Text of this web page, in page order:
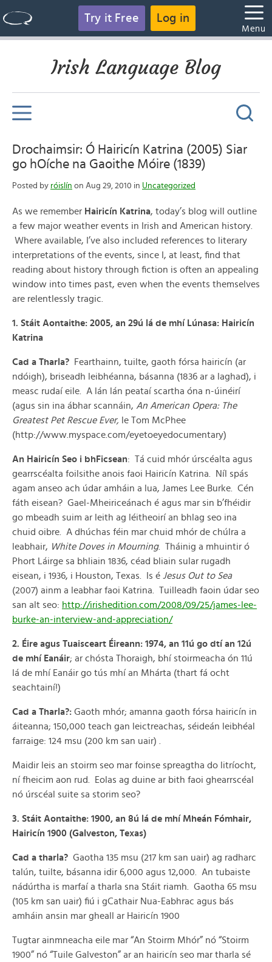
Try it Free Log in
Menu
Irish Language Blog
Drochaimsir: Ó Hairicín Katrina (2005) Siar
go hOíche na Gaoithe Móire (1839)
Posted by róislín on Aug 29, 2010 in Uncategorized
As we remember Hairicín Katrina, today’s blog will outline
a few major weather events in Irish and American history.
Where available, I’ve also included references to literary
interpretations of the events, since I, at least, find that
reading about history through fiction is often an appealing
window into times past, even when the events themselves
are relentlessly tragic.
1. Stáit Aontaithe: 2005, an 29ú lá de mhí Lúnasa: Hairicín
Katrina
Cad a Tharla?
Fearthainn, tuilte, gaoth fórsa hairicín (ar
ndóigh), briseadh leibhéanna, básanna (1836 ar a laghad), i
measc rudaí eile. A lán lán peataí scartha óna n-úinéirí
(agus sin ina ábhar scannáin, An American Opera: The
Greatest Pet Rescue Ever, le Tom McPhee
(http://www.myspace.com/eyetoeyedocumentary)
An Hairicín Seo i bhFicsean: Tá cuid mhór úrscéalta agus
gearrscéalta foilsithe anois faoi Hairicín Katrina. Níl spás
agam anseo ach údar amháin a lua, James Lee Burke. Cén
fáth eisean? Gael-Mheiriceánach é agus mar sin b’fhéidir
go mbeadh suim ar leith ag léitheoirí an bhlag seo ina
chuid oibre. A dhúchas féin mar chuid mhór de chúlra a
leabhair, White Doves in Mourning. Tháinig a mhuintir ó
Phort Láirge sa bhliain 1836, céad bliain sular rugadh
eisean, i 1936, i Houston, Texas. Is é Jesus Out to Sea
(2007) ainm a leabhar faoi Katrina. Tuilleadh faoin údar seo
san alt seo: http://irishedition.com/2008/09/25/james-lee-
burke-an-interview-and-appreciation/
2. Éire agus Tuaisceart Éireann: 1974, an 11ú go dtí an 12ú
de mhí Eanáir; ar chósta Thoraigh, bhí stoirmeacha ón 11ú
lá de mhí Eanáir go tús mhí an Mhárta (thart fá ocht
seachtainí!)
Cad a Tharla?: Gaoth mhór; amanna gaoth fórsa hairicín in
áiteanna; 150,000 teach gan leictreachas, séideán leibhéal
farraige: 124 msu (200 km san uair) .
Maidir leis an stoirm seo mar foinse spreagtha do litríocht,
ní fheicim aon rud. Eolas ag duine ar bith faoi ghearrscéal
nó úrscéal suite sa storim seo?
3. Stáit Aontaithe: 1900, an 8ú lá de mhí Mheán Fómhair,
Hairicín 1900 (Galveston, Texas)
Cad a tharla? Gaotha 135 msu (217 km san uair) ag radharc
talún, tuilte, básanna idir 6,000 agus 12,000. An tubaiste
nádúrtha is marfaí a tharla sna Stáit riamh. Gaotha 65 msu
(105 km san uair) fiú i gCathair Nua-Eabhrac agus bás
amháin ansin mar gheall ar Hairicín 1900
Tugtar ainmneacha eile mar “An Stoirm Mhór” nó “Stoirm
1900” nó “Tuile Galveston” ar an hairicín seo mar tharla sé